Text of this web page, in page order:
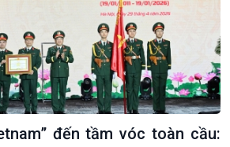
Thời sự
đến tầm vóc toàn cầu: